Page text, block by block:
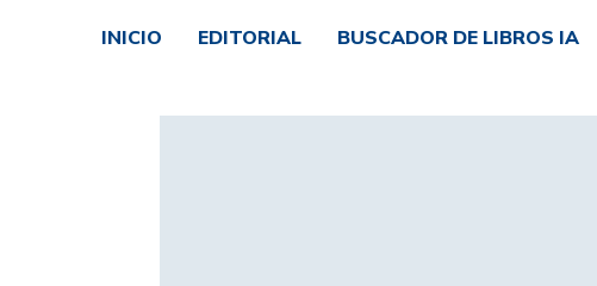
INICIO EDITORIAL BUSCADOR DE LIBROS IA